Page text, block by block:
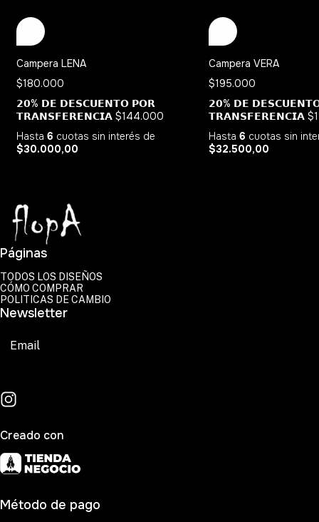
Campera LENA
$180.000
𝟮𝟬% 𝗗𝗘 𝗗𝗘𝗦𝗖𝗨𝗘𝗡𝗧𝗢 𝗣𝗢𝗥
𝗧𝗥𝗔𝗡𝗦𝗙𝗘𝗥𝗘𝗡𝗖𝗜𝗔 $144.000
Hasta 6 cuotas sin interés de
$30.000,00
Campera VERA
$195.000
𝟮𝟬% 𝗗𝗘
𝗧𝗥𝗔𝗡𝗦𝗙𝗘𝗥𝗘𝗡𝗖𝗜𝗔
Hasta6 cuotas sin
$32.500,00
Páginas
TODOS LOS DISEÑOS
CÓMO COMPRAR
POLITICAS DE CAMBIO
Newsletter
Creado con
Método de pago